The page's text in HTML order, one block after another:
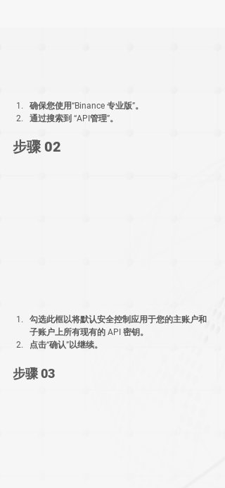
确保您使用“Binance 专业版”。
通过搜索到 “API管理”。
步骤 02
勾选此框以将默认安全控制应用于您的主账户和
子账户上所有现有的 API 密钥。
点击“确认”以继续。
步骤 03